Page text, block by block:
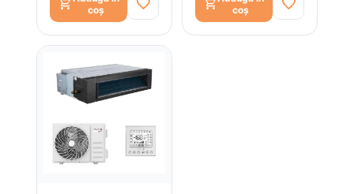
K6DNA4A, kit
instalare inclus
shopping_cart
coș
favorite shopping_cart
coș
favorite